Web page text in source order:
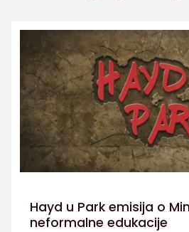
Hayd u Park emisija o
neformalne edukacije